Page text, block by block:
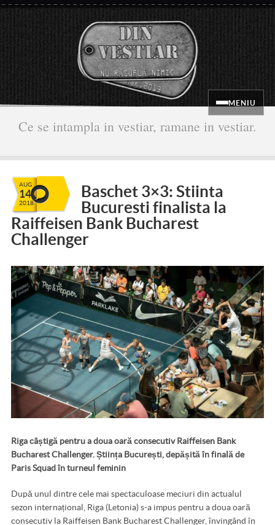
MENIU
Ce se intampla in vestiar, ramane in vestiar.
AUG
14
2018
Baschet 3×3: Stiinta
Bucuresti finalista la
Raiffeisen Bank Bucharest
Challenger
Riga câștigă pentru a doua oară consecutiv Raiffeisen Bank
Bucharest Challenger. Știința București, depășită în finală de
Paris Squad în turneul feminin
După unul dintre cele mai spectaculoase meciuri din actualul
sezon internațional, Riga (Letonia) s-a impus pentru a doua oară
consecutiv la Raiffeisen Bank Bucharest Challenger, învingând în